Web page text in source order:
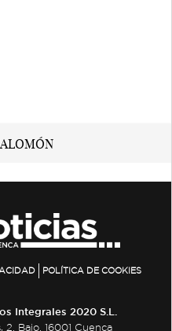
POLÍTICA DE COOKIES
Integrales 2020 S.L.
2. Bajo. 16001 Cuenca